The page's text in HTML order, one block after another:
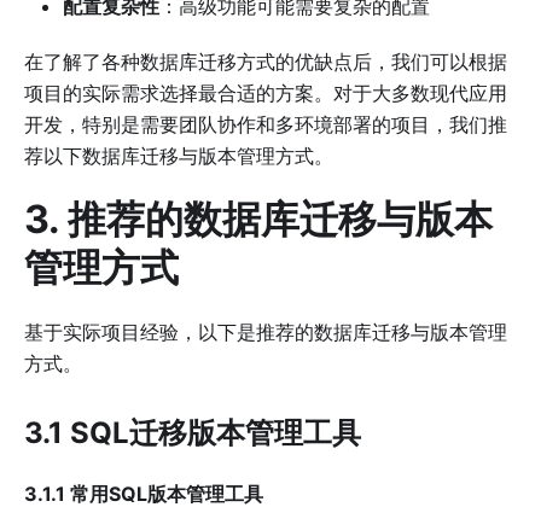
配置复杂性 ：高级功能可能需要复杂的配置
在了解了各种数据库迁移方式的优缺点后，我们可以根据
项目的实际需求选择最合适的方案。对于大多数现代应用
开发，特别是需要团队协作和多环境部署的项目，我们推
荐以下数据库迁移与版本管理方式。
3. 推荐的数据库迁移与版本
管理方式
基于实际项目经验，以下是推荐的数据库迁移与版本管理
方式。
3.1 SQL迁移版本管理工具
3.1.1 常用SQL版本管理工具